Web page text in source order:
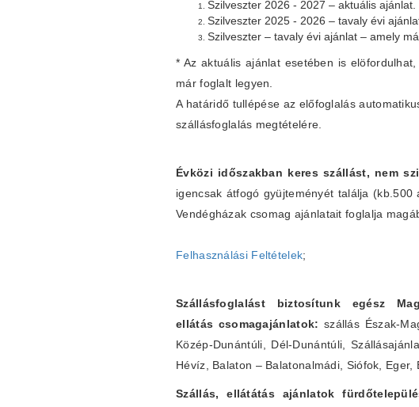
Szilveszter 2026 - 2027 – aktuális ajánlat.
Szilveszter 2025 - 2026 – tavaly évi
Szilveszter – tavaly évi ajánlat – amely
* Az aktuális ajánlat esetében is
már foglalt legyen.
A határidő tullépése az előfoglalás
szállásfoglalás megtételére.
Évközi időszakban keres szállást, nem
igencsak átfogó gyüjteményét találja
Vendégházak csomag ajánlatait foglalja
Felhasználási Feltételek;
Szállásfoglalást biztosítunk egész
ellátás csomagajánlatok: szállás Észak-
Közép-Dunántúli, Dél-Dunántúli,
Hévíz, Balaton – Balatonalmádi, Siófok, Eger,
Szállás, ellátátás ajánlatok